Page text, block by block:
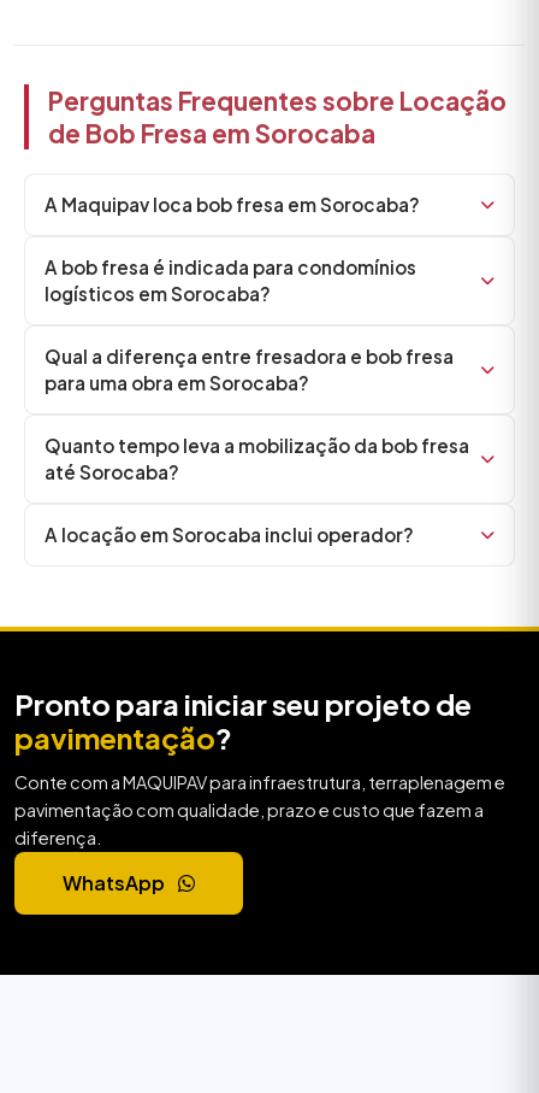
Perguntas Frequentes sobre Locação
de Bob Fresa em Sorocaba
A Maquipav loca bob fresa em Sorocaba?
A bob fresa é indicada para condomínios
logísticos em Sorocaba?
Qual a diferença entre fresadora e bob fresa
para uma obra em Sorocaba?
Quanto tempo leva a mobilização da bob fresa
até Sorocaba?
A locação em Sorocaba inclui operador?
Pronto para iniciar seu projeto de
pavimentação?
Conte com a MAQUIPAV para infraestrutura, terraplenagem e
pavimentação com qualidade, prazo e custo que fazem a
diferença.
WhatsApp